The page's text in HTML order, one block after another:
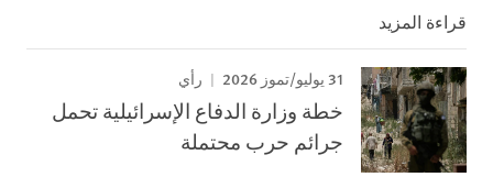
قراءة المزيد
31 يوليو/تموز 2026 رأي
خطة وزارة الدفاع الإسرائيلية تحمل
جرائم حرب محتملة